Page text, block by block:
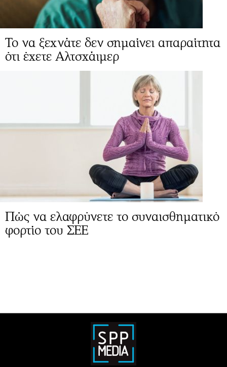
Το να ξεχνάτε δεν σημαίνει απαραίτητα
ότι έχετε Αλτσχάιμερ
Πώς να ελαφρύνετε το συναισθηματικό
φορτίο του ΣΕΕ